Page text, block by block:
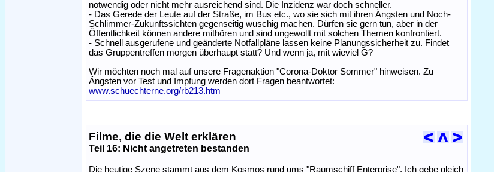
notwendig oder nicht mehr ausreichend sind. Die Inzidenz war doch schneller.
- Das Gerede der Leute auf der Straße, im Bus etc., wo sie sich mit ihren Ängsten und Noch-
Schlimmer-Zukunftssichten gegenseitig wuschig machen. Dürfen sie gern tun, aber in der
Öffentlichkeit können andere mithören und sind ungewollt mit solchen Themen konfrontiert.
- Schnell ausgerufene und geänderte Notfallpläne lassen keine Planungssicherheit zu. Findet
das Gruppentreffen morgen überhaupt statt? Und wenn ja, mit wieviel G?
Wir möchten noch mal auf unsere Fragenaktion "Corona-Doktor Sommer" hinweisen. Zu
Ängsten vor Test und Impfung werden dort Fragen beantwortet:
www.schuechterne.org/rb213.htm
Filme, die die Welt erklären
Teil 16: Nicht angetreten bestanden
Die heutige Szene stammt aus dem Kosmos rund ums "Raumschiff Enterprise". Ich gebe gleich